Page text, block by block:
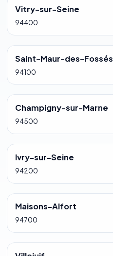
Vitry-sur-Seine
94400
Saint-Maur-des-Fossés
94100
Champigny-sur-Marne
94500
Ivry-sur-Seine
94200
Maisons-Alfort
94700